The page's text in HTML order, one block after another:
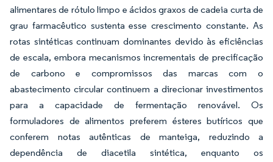
alimentares de rótulo limpo e ácidos graxos de cadeia curta de
grau farmacêutico sustenta esse crescimento constante. As
rotas sintéticas continuam dominantes devido às eficiências
de escala, embora mecanismos incrementais de precificação
de carbono e compromissos das marcas com o
abastecimento circular continuem a direcionar investimentos
para a capacidade de fermentação renovável. Os
formuladores de alimentos preferem ésteres butíricos que
conferem notas autênticas de manteiga, reduzindo a
dependência de diacetila sintética, enquanto os